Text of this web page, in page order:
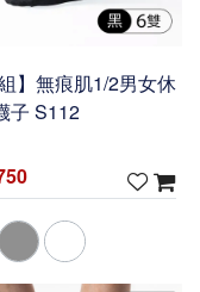
組】無痕肌1/2男女休
子 S112